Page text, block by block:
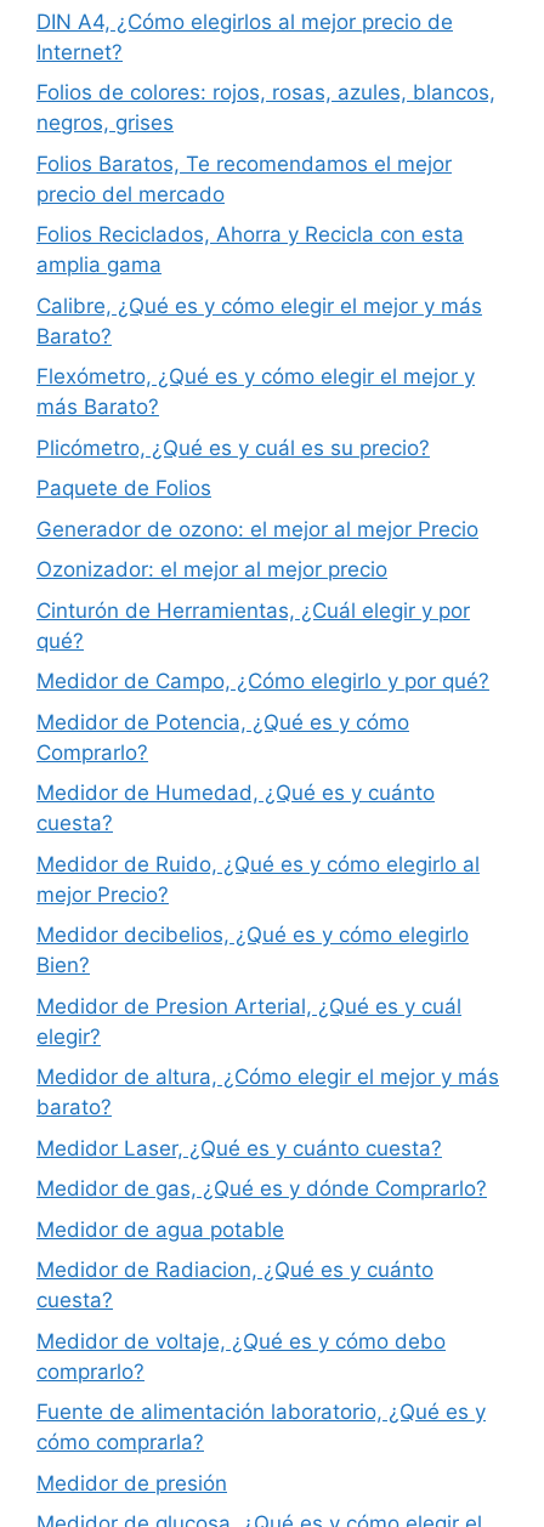
DIN A4, ¿Cómo elegirlos al mejor precio de
Internet?
Folios de colores: rojos, rosas, azules, blancos,
negros, grises
Folios Baratos, Te recomendamos el mejor
precio del mercado
Folios Reciclados, Ahorra y Recicla con esta
amplia gama
Calibre, ¿Qué es y cómo elegir el mejor y más
Barato?
Flexómetro, ¿Qué es y cómo elegir el mejor y
más Barato?
Plicómetro, ¿Qué es y cuál es su precio?
Paquete de Folios
Generador de ozono: el mejor al mejor Precio
Ozonizador: el mejor al mejor precio
Cinturón de Herramientas, ¿Cuál elegir y por
qué?
Medidor de Campo, ¿Cómo elegirlo y por qué?
Medidor de Potencia, ¿Qué es y cómo
Comprarlo?
Medidor de Humedad, ¿Qué es y cuánto
cuesta?
Medidor de Ruido, ¿Qué es y cómo elegirlo al
mejor Precio?
Medidor decibelios, ¿Qué es y cómo elegirlo
Bien?
Medidor de Presion Arterial, ¿Qué es y cuál
elegir?
Medidor de altura, ¿Cómo elegir el mejor y más
barato?
Medidor Laser, ¿Qué es y cuánto cuesta?
Medidor de gas, ¿Qué es y dónde Comprarlo?
Medidor de agua potable
Medidor de Radiacion, ¿Qué es y cuánto
cuesta?
Medidor de voltaje, ¿Qué es y cómo debo
comprarlo?
Fuente de alimentación laboratorio, ¿Qué es y
cómo comprarla?
Medidor de presión